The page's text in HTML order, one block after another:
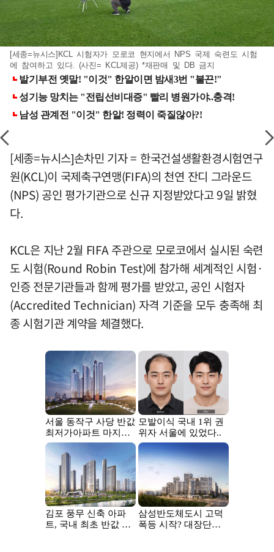
[세종=뉴시스]KCL 시험자가 모로코 현지에서 NPS 국제 숙련도 시험
에 참여하고 있다. (사진= KCL제공) *재판매 및 DB 금지
[세종=뉴시스]손차민 기자 = 한국건설생활환경시험연구
원(KCL)이 국제축구연맹(FIFA)의 천연 잔디 그라운드
(NPS) 공인 평가기관으로 신규 지정받았다고 9일 밝혔
다.
KCL은 지난 2월 FIFA 주관으로 모로코에서 실시된 숙련
도 시험(Round Robin Test)에 참가해 세계적인 시험·
인증 전문기관들과 함께 평가를 받았고, 공인 시험자
(Accredited Technician) 자격 기준을 모두 충족해 최
종 시험기관 계약을 체결했다.